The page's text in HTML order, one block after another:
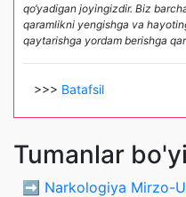
qo‘yadigan joyingizdir. Biz
qaramlikni yengishga va
qaytarishga yordam berishga
>>> Batafsil
Tumanlar
➡️ Narkologiya Mirzo-